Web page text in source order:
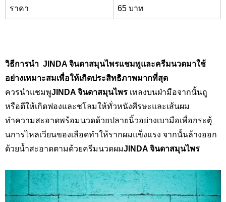
ราคา 65 บาท
วิธีการนำ JINDA จินดาสมุนไพรแชมพูและครีมนวดมาใช้
อย่างเหมาะสมเพื่อให้เกิดประสิทธิภาพมากที่สุด
ควรนำแชมพูJINDA จินดาสมุนไพร เทลงบนฝ่ามือจากนั้นถู
หรือตีให้เกิดฟองและชโลมให้ทั่วหนังศีรษะและเส้นผม
ทำความสะอาดพร้อมนวดด้วยปลายนิ้วอย่างเบามือเพื่อกระตุุ้
นการไหลเวียนของเลือดทำให้รากผมแข็งแรง จากนั้นล้างออก
ด้วยน้ำสะอาดตามด้วยครีมนวดผมJINDA จินดาสมุนไพร